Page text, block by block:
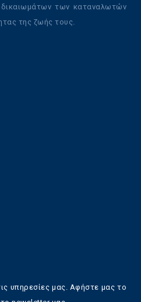
των καταναλωτών
της ζωής τους.
υπηρεσίες μας. Αφήστε μας το